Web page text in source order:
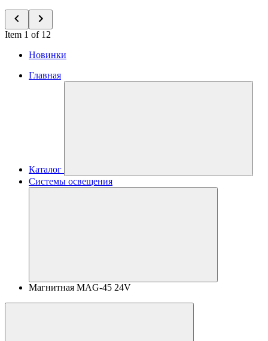
Item 1 of 12
Новинки
Главная
Каталог
Системы освещения
Магнитная MAG-45 24V